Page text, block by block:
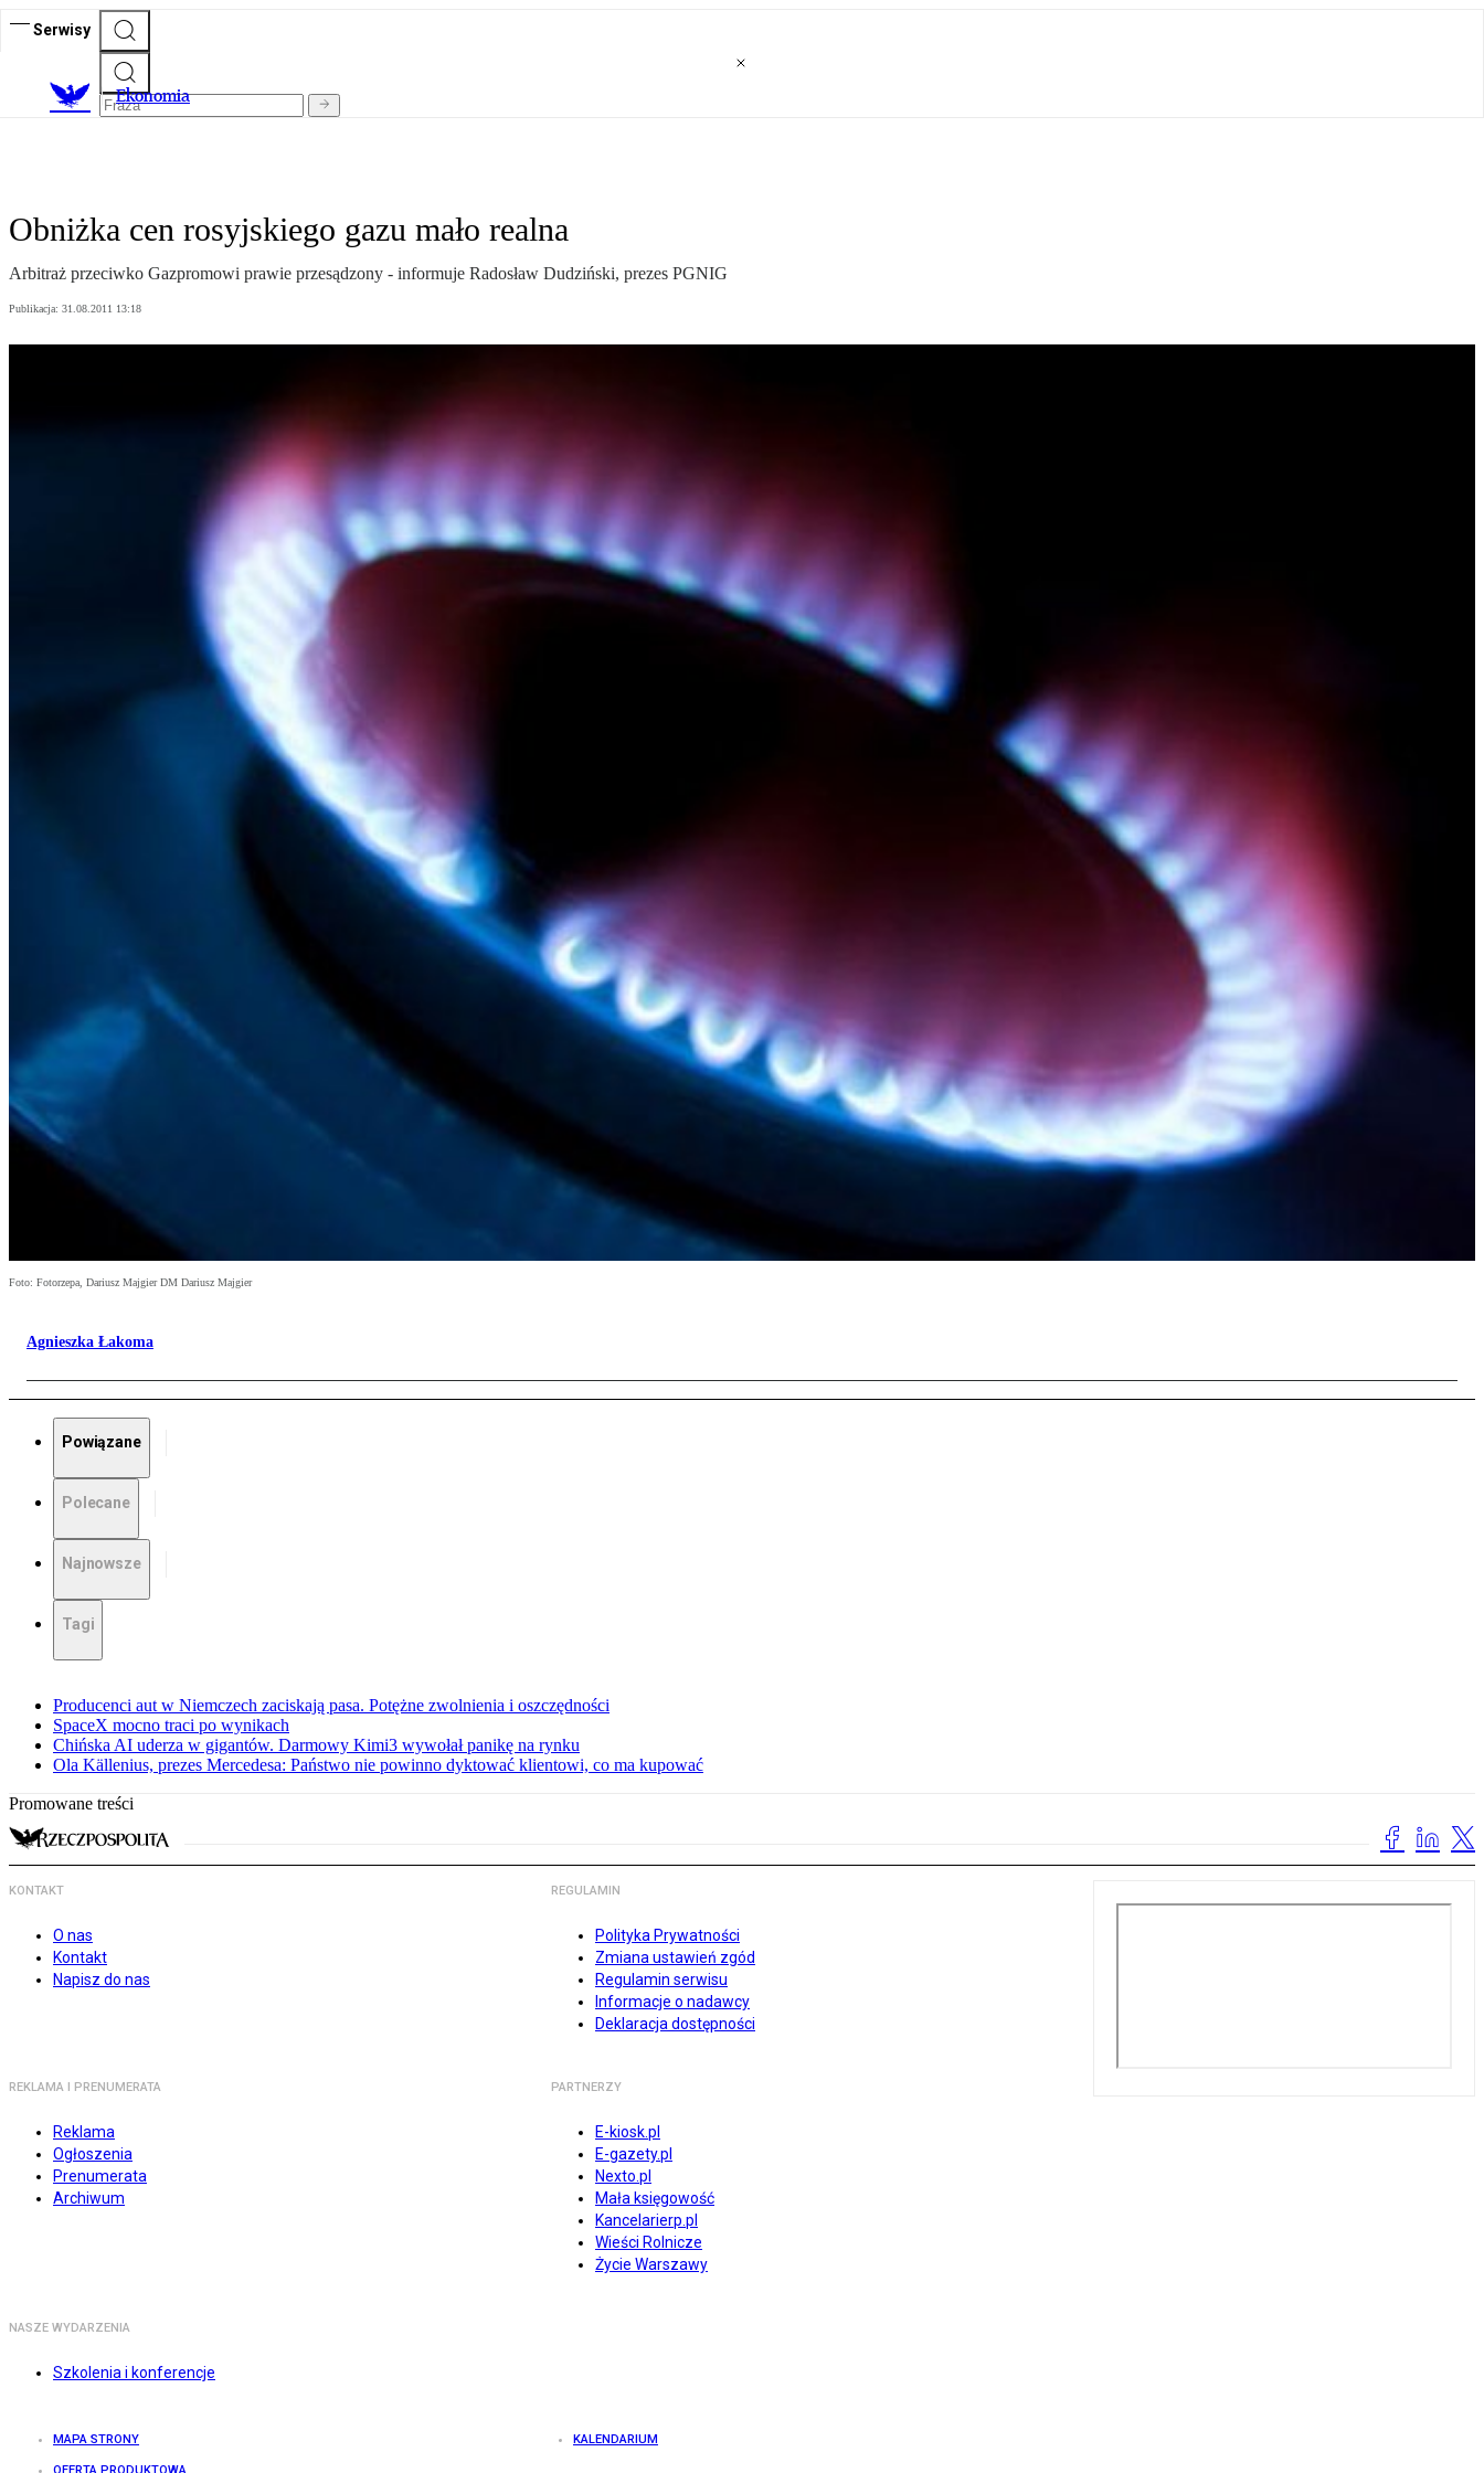
Serwisy
Ekonomia
Obniżka cen rosyjskiego gazu mało realna
Arbitraż przeciwko Gazpromowi prawie przesądzony - informuje Radosław Dudziński, prezes PGNIG
Publikacja: 31.08.2011 13:18
Foto: Fotorzepa, Dariusz Majgier DM Dariusz Majgier
Agnieszka Łakoma
Powiązane
Polecane
Najnowsze
Tagi
Producenci aut w Niemczech zaciskają pasa. Potężne zwolnienia i oszczędności
SpaceX mocno traci po wynikach
Chińska AI uderza w gigantów. Darmowy Kimi3 wywołał panikę na rynku
Ola Källenius, prezes Mercedesa: Państwo nie powinno dyktować klientowi, co ma kupować
Promowane treści
KONTAKT
O nas
Kontakt
Napisz do nas
REGULAMIN
Polityka Prywatności
Zmiana ustawień zgód
Regulamin serwisu
Informacje o nadawcy
Deklaracja dostępności
REKLAMA I PRENUMERATA
Reklama
Ogłoszenia
Prenumerata
Archiwum
PARTNERZY
E-kiosk.pl
E-gazety.pl
Nexto.pl
Mała księgowość
Kancelarierp.pl
Wieści Rolnicze
Życie Warszawy
NASZE WYDARZENIA
Szkolenia i konferencje
MAPA STRONY KALENDARIUM